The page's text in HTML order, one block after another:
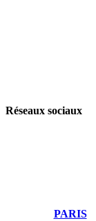
Réseaux sociaux
PARIS